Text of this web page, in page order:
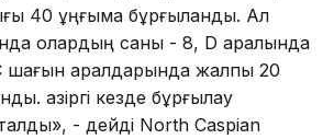
40 ұңғыма бұрғыланды. Ал
олардың саны - 8, D аралында
шағын аралдарында жалпы 20
Қазіргі кезде бұрғылау
- дейді North Caspian